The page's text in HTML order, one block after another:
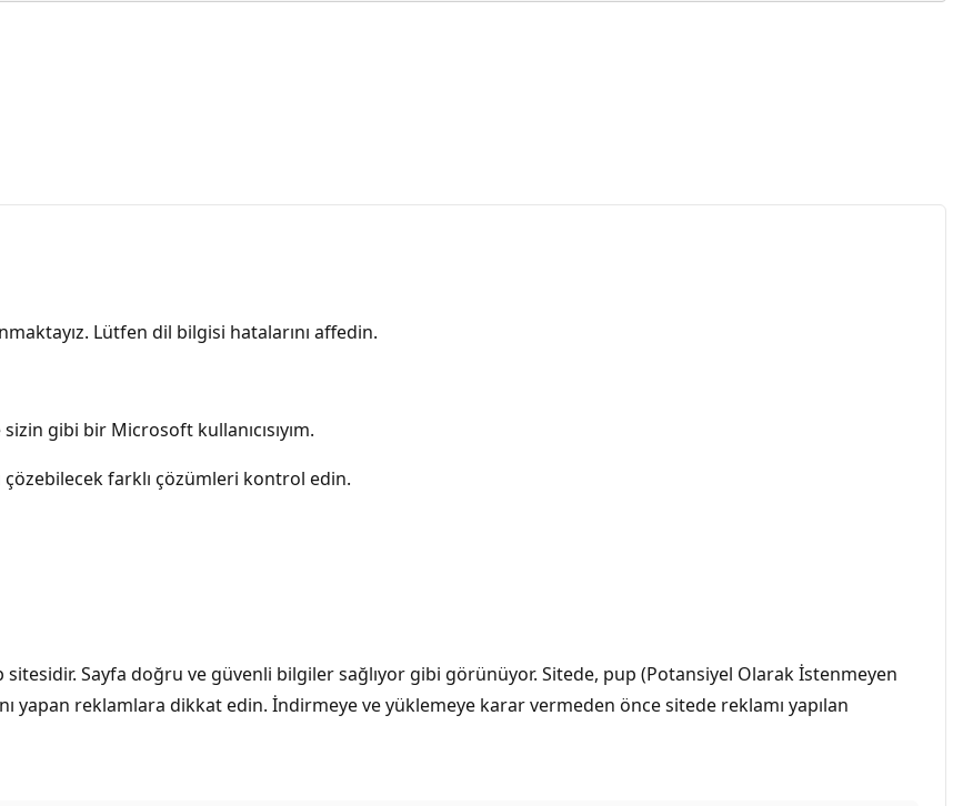
Lütfen dil bilgisi hatalarını affedin.
gibi bir Microsoft kullanıcısıyım.
farklı çözümleri kontrol edin.
Sayfa doğru ve güvenli bilgiler sağlıyor gibi görünüyor. Sitede, pup (Potansiyel Olarak İstenmeyen
yapan reklamlara dikkat edin. İndirmeye ve yüklemeye karar vermeden önce sitede reklamı yapılan